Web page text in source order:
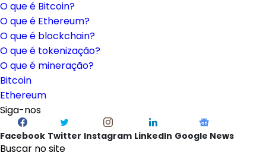
O que é Bitcoin?
O que é Ethereum?
O que é blockchain?
O que é tokenização?
O que é mineração?
Bitcoin
Ethereum
Siga-nos
Facebook Twitter Instagram LinkedIn Google News
Buscar no site